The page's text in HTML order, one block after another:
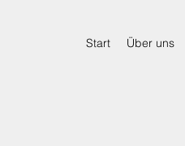
Start Über uns